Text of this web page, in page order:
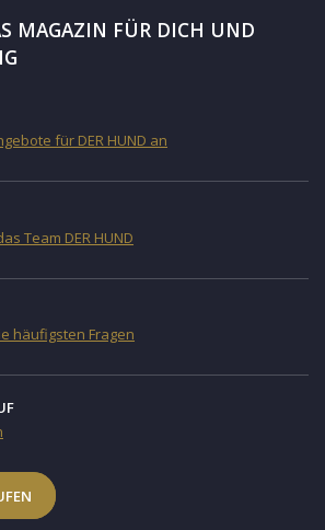
MAGAZIN FÜR DICH UND
für DER HUND an
Team DER HUND
häufigsten Fragen